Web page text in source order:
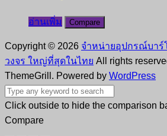
อ่านเพิ่ม Compare
Copyright © 2026 จำหน่ายอุปกรณ์บา
วงจร ใหญ่ที่สุดในไทย All rights
ThemeGrill. Powered by WordPress
Click outside to hide the comparison
Compare